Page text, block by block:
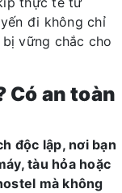
đi không chỉ
vững chắc cho
an toàn
độc lập, nơi bạn
tàu hỏa hoặc
mà không